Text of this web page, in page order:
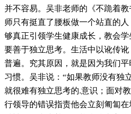
并不容易。吴非老师的《不跪着
师只有挺直了腰板做一个站直的
够真正引领学生健康成长，教会
要善于独立思考。生活中以讹传
普遍。究其原因，就是因为我们
习惯。吴非说：“如果教师没有独
就很难有独立思考的.意识；面对
行领导的错误指责他会立刻匍匐